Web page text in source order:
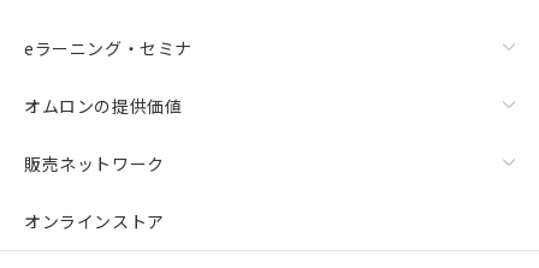
eラーニング・セミナ
オムロンの提供価値
販売ネットワーク
オンラインストア